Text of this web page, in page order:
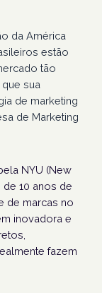
da América
estão
tão
sua
de marketing
de Marketing
NYU (New
de 10 anos de
de marcas no
inovadora e
fazem